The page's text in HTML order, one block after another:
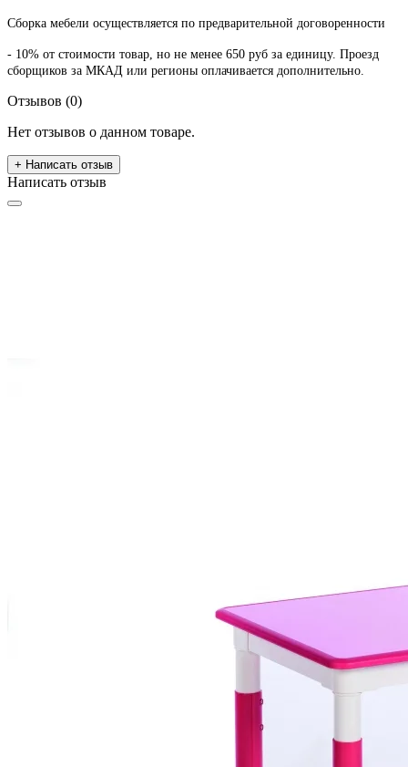
Сборка мебели осуществляется по предварительной договоренности
- 10% от стоимости товар, но не менее 650 руб за единицу. Проезд
сборщиков за МКАД или регионы оплачивается дополнительно.
Отзывов (0)
Нет отзывов о данном товаре.
+ Написать отзыв
Написать отзыв